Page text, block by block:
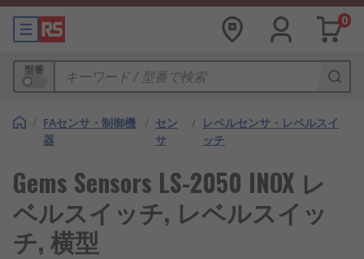
0
型番
/ FAセンサ・制御機
器
/ セン
サ
/ レベルセンサ・レベルスイ
ッチ
Gems Sensors LS-2050 INOX レ
ベルスイッチ, レベルスイッ
チ, 横型